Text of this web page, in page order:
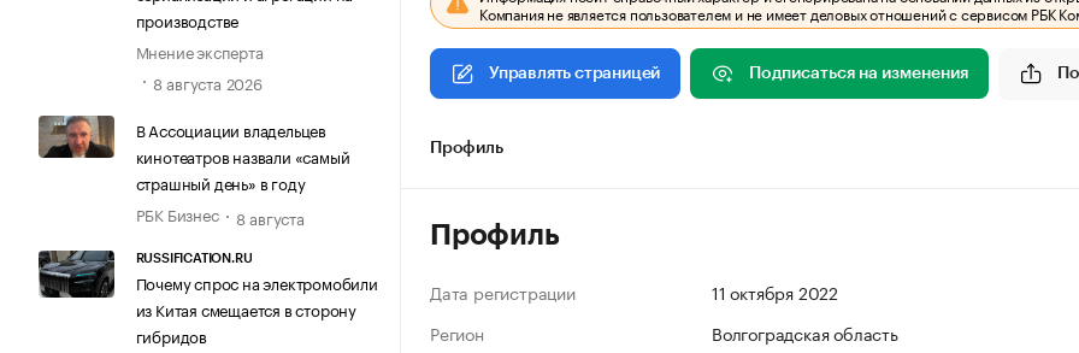
производстве
Мнение эксперта
8 августа 2026
В Ассоциации владельцев
кинотеатров назвали «самый
страшный день» в году
РБК Бизнес
8 августа
RUSSIFICATION.RU
Почему спрос на электромобили
из Китая смещается в сторону
гибридов
Компания не является пользователем и не имеет деловых отношений с сервисом РБК
Управлять страницей Подписаться на изменения
Профиль
Профиль
Дата регистрации
11 октября 2022
Регион
Волгоградская область